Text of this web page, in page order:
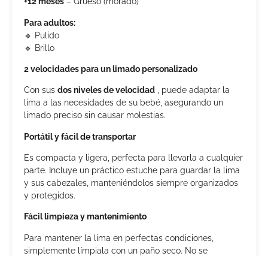
Para adultos:
🔹 Pulido
🔹 Brillo
2 velocidades para un limado personalizado
Con sus dos niveles de velocidad , puede adaptar la
lima a las necesidades de su bebé, asegurando un
limado preciso sin causar molestias.
Portátil y fácil de transportar
Es compacta y ligera, perfecta para llevarla a cualquier
parte. Incluye un práctico estuche para guardar la lima
y sus cabezales, manteniéndolos siempre organizados
y protegidos.
Fácil limpieza y mantenimiento
Para mantener la lima en perfectas condiciones,
simplemente límpiala con un paño seco. No se